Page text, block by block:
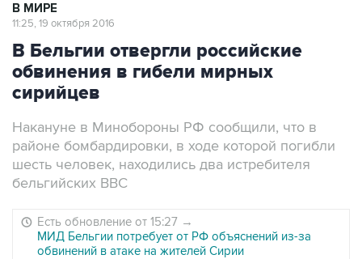
В МИРЕ
11:25, 19 октября 2016
В Бельгии отвергли российские
обвинения в гибели мирных
сирийцев
Накануне в Минобороны РФ сообщили, что в
районе бомбардировки, в ходе которой погибли
шесть человек, находились два истребителя
бельгийских ВВС
Есть обновление от 15:27 →
МИД Бельгии потребует от РФ объяснений из-за
обвинений в атаке на жителей Сирии